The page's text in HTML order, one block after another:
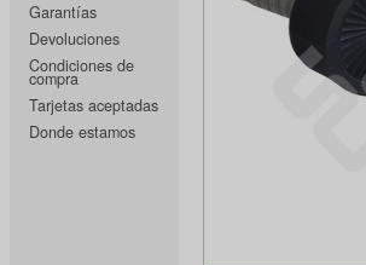
Garantías
Devoluciones
Condiciones de
compra
Tarjetas aceptadas
Donde estamos